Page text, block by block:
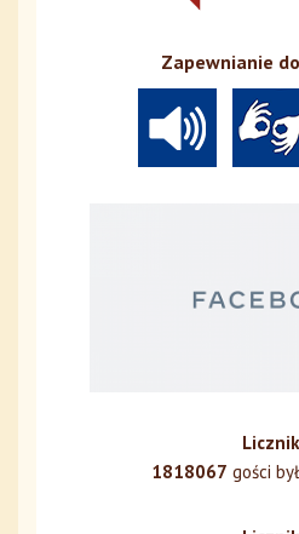
Zapewnianie
Licznik
1818067 gości